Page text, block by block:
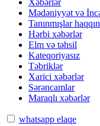
Mədəniyyət və
Tanınmışlar
Hərbi xəbərlər
Elm və təhsil
Kateqoriyasız
Təbriklər
Xarici xəbərlər
Sərəncamlar
Maraqlı xəbərlər
whatsapp elaqe